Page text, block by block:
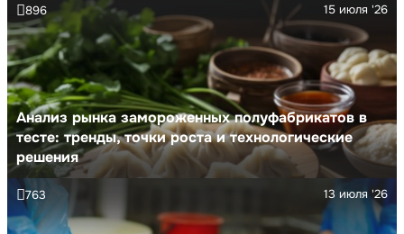
Анализ рынка замороженных полуфабрикатов в
тесте: тренды, точки роста и технологические
решения
15 июля '26
896
13 июля '26
763